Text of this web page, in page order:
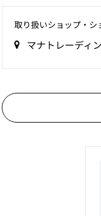
取り扱いショップ‧シ
マナトレーディ